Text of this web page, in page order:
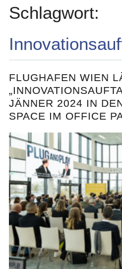
Schlagwort:
FLUGHAFEN WIEN
JÄNNER 2024 IN
SPACE IM OFFICE